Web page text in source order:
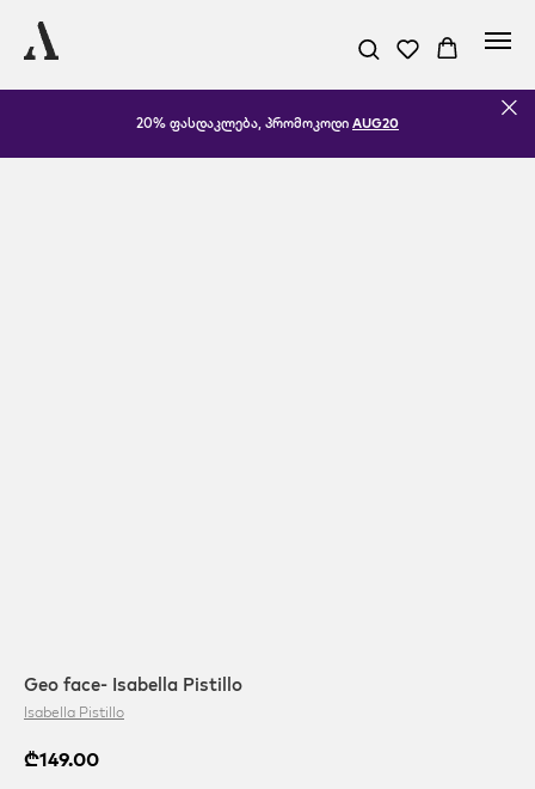
20% ფასდაკლება, პრომოკოდი AUG20
Geo face- Isabella Pistillo
Isabella Pistillo
₾149.00